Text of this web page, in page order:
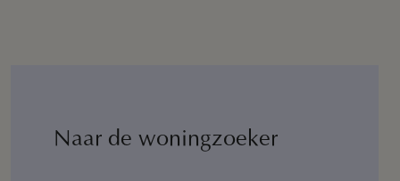
Naar de woningzoeker